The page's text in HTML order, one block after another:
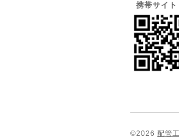
携帯サイト
©2026 配管